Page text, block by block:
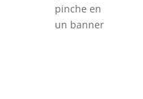
pinche en
un banner